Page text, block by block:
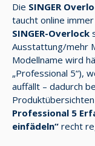
Die SINGER
taucht online
SINGER-Overlock
Ausstattung/mehr
Modellname wird
„Professional 5“),
auffällt – dadurch
Professional 5
einfädeln“ recht